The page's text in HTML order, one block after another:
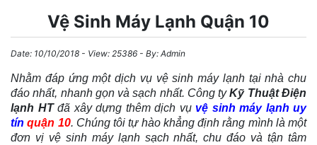
Vệ Sinh Máy Lạnh Quận 10
Date: 10/10/2018 - View: 25386 - By: Admin
Nhằm đáp ứng một dịch vụ vệ sinh máy lạnh tại nhà chu
đáo nhất, nhanh gọn và sạch nhất. Công tyKỹ Thuật Điện
lạnh HTđã xây dựng thêm dịch vụ vệ sinh máy lạnh uy
tín quận 10. Chúng tôi tự hào khẳng định rằng mình là một
đơn vị vệ sinh máy lạnh sạch nhất, chu đáo và tận tâm